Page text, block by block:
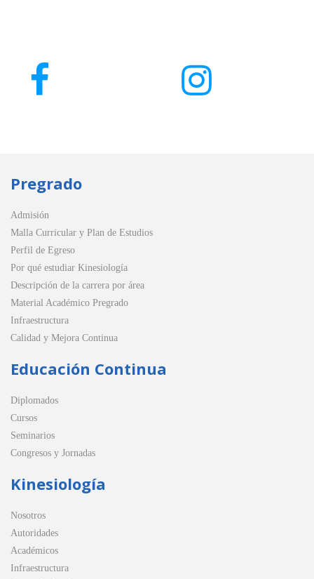
Pregrado
Admisión
Malla Curricular y Plan de Estudios
Perfil de Egreso
Por qué estudiar Kinesiología
Descripción de la carrera por área
Material Académico Pregrado
Infraestructura
Calidad y Mejora Continua
Educación Continua
Diplomados
Cursos
Seminarios
Congresos y Jornadas
Kinesiología
Nosotros
Autoridades
Académicos
Infraestructura